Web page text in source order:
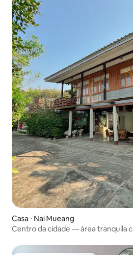
Casa ⋅ Nai Mueang
Centro da cidade — área tranquila